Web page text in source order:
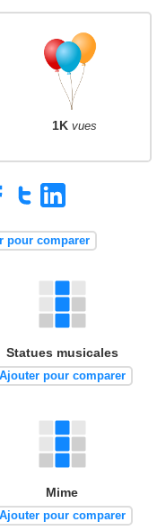
1K vues
pour comparer
Statues musicales
Ajouter pour comparer
Mime
Ajouter pour comparer